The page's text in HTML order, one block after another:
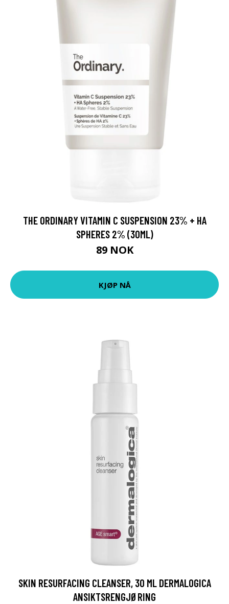
THE ORDINARY VITAMIN C SUSPENSION 23% + HA
SPHERES 2% (30ML)
89 NOK
KJØP NÅ
SKIN RESURFACING CLEANSER, 30 ML DERMALOGICA
ANSIKTSRENGJØRING